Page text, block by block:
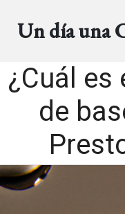
Un día una
¿Cuál
de